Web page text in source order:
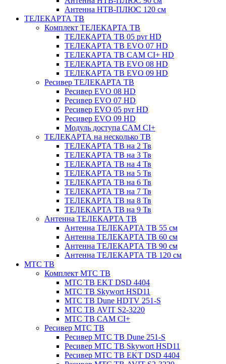
Антенна НТВ-ПЛЮС 120 см
ТЕЛЕКАРТА ТВ
Комплект ТЕЛЕКАРТА ТВ
ТЕЛЕКАРТА ТВ 05 pvr HD
ТЕЛЕКАРТА ТВ EVO 07 HD
ТЕЛЕКАРТА ТВ CAM CI+ HD
ТЕЛЕКАРТА ТВ EVO 08 HD
ТЕЛЕКАРТА ТВ EVO 09 HD
Ресивер ТЕЛЕКАРТА ТВ
Ресивер EVO 08 HD
Ресивер EVO 07 HD
Ресивер EVO 05 pvr HD
Ресивер EVO 09 HD
Модуль доступа CAM CI+
ТЕЛЕКАРТА на несколько ТВ
ТЕЛЕКАРТА ТВ на 2 Тв
ТЕЛЕКАРТА ТВ на 3 Тв
ТЕЛЕКАРТА ТВ на 4 Тв
ТЕЛЕКАРТА ТВ на 5 Тв
ТЕЛЕКАРТА ТВ на 6 Тв
ТЕЛЕКАРТА ТВ на 7 Тв
ТЕЛЕКАРТА ТВ на 8 Тв
ТЕЛЕКАРТА ТВ на 9 Тв
Антенна ТЕЛЕКАРТА ТВ
Антенна ТЕЛЕКАРТА ТВ 55 см
Антенна ТЕЛЕКАРТА ТВ 60 см
Антенна ТЕЛЕКАРТА ТВ 90 см
Антенна ТЕЛЕКАРТА ТВ 120 см
МТС ТВ
Комплект МТС ТВ
МТС ТВ EKT DSD 4404
МТС ТВ Skywort HSD11
МТС ТВ Dune HDTV 251-S
МТС ТВ AVIT S2-3220
МТС ТВ CAM CI+
Ресивер МТС ТВ
Ресивер МТС ТВ Dune 251-S
Ресивер МТС ТВ Skywort HSD11
Ресивер МТС ТВ EKT DSD 4404